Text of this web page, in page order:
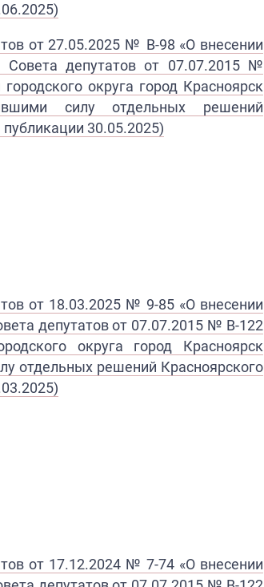
от 27.05.2025 № В-98 «О внесении
Совета депутатов от 07.07.2015 №
городского округа город Красноярск
силуотдельных решений
30.05.2025)
от 18.03.2025 № 9-85 «О внесении
депутатов от 07.07.2015 № В-122
округа город Красноярск
отдельных решений Красноярского
от 17.12.2024 № 7-74 «О внесении